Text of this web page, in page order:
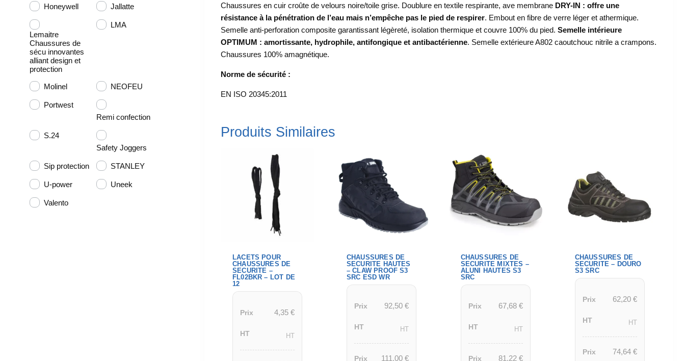
Chaussures en cuir croûte de velours noire/toile grise. Doublure en textile respirante, ave membrane DRY-IN : offre une
résistance à la pénétration de l’eau mais n’empêche pas le pied de respirer. Embout en fibre de verre léger et athermique.
Semelle anti-perforation composite garantissant légèreté, isolation thermique et couvre 100% du pied. Semelle intérieure
OPTIMUM : amortissante, hydrophile, antifongique et antibactérienne. Semelle extérieure A802 caoutchouc nitrile a crampons.
Chaussures 100% amagnétique.
Norme de sécurité :
EN ISO 20345:2011
Produits Similaires
LACETS POUR
CHAUSSURES DE
SECURITE –
FL02BKR – LOT DE
12
Prix
HT
4,35 €
HT
CHAUSSURES DE
SECURITE HAUTES
– CLAW PROOF S3
SRC ESD WR
Prix
HT
92,50 €
HT
Prix 111,00 €
CHAUSSURES DE
SECURITE MIXTES –
ALUNI HAUTES S3
SRC
Prix
HT
67,68 €
HT
Prix 81,22 €
CHAUSSURES DE
SECURITE – DOURO
S3 SRC
Prix
HT
62,20 €
HT
Prix 74,64 €
Honeywell Jallatte
Lemaitre
Chaussures de
sécu innovantes
alliant design et
protection
LMA
Molinel NEOFEU
Portwest
Remi confection
S.24
Safety Joggers
Sip protection STANLEY
U-power Uneek
Valento